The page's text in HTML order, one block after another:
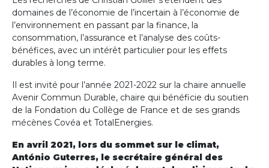
domaines de l’économie de l’incertain à l’économie de
l’environnement en passant par la finance, la
consommation, l’assurance et l’analyse des coûts-
bénéfices, avec un intérêt particulier pour les effets
durables à long terme.
Il est invité pour l’année 2021-2022 sur la chaire annuelle
Avenir Commun Durable, chaire qui bénéficie du soutien
de la Fondation du Collège de France et de ses grands
mécènes Covéa et TotalEnergies.
En avril 2021, lors du sommet sur le climat,
António Guterres, le secrétaire général des